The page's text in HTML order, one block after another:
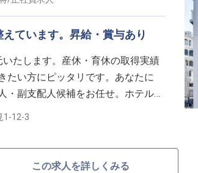
ています。昇給・賞与あり
たします。産休・育休の取得実績
たい方にピッタリです。あなたに
副支配人候補をお任せ。ホテルの
ベッセルイン千葉駅前は172室の
入れた朝食が好評です。
1-12-3
この求人を詳しくみる